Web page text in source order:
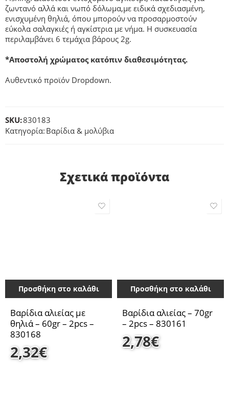
ζωντανό αλλά και νωπό δόλωμα,με ειδικά σχεδιασμένη,
ενισχυμένη θηλιά, όπου μπορούν να προσαρμοστούν
εύκολα σαλαγκιές ή αγκίστρια με νήμα. Η συσκευασία
περιλαμβάνει 6 τεμάχια βάρους 2g.
*Αποστολή χρώματος κατόπιν διαθεσιμότητας.
Αυθεντικό προϊόν Dropdown.
SKU:830183
Κατηγορία: Βαρίδια & μολύβια
Σχετικά προϊόντα
Προσθήκη στο καλάθι
Βαρίδια αλιείας με
θηλιά – 60gr – 2pcs –
830168
2,32€
Προσθήκη στο καλάθι
Βαρίδια αλιείας – 70gr
– 2pcs – 830161
2,78€